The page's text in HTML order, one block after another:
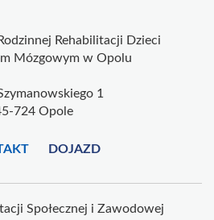
Rehabilitacji Dzieci
Mózgowym w Opolu
1
724 Opole
DOJAZD
Społecznej i Zawodowej